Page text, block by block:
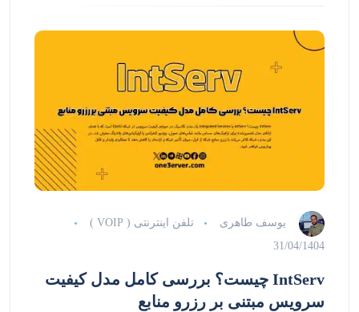
یوسف طاهری
تلفن اینترنتی ( VOIP )
31/04/1404
IntServ چیست؟ بررسی کامل مدل کیفیت
سرویس مبتنی بر رزرو منابع